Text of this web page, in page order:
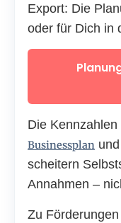
Export: Die
oder für Dich in
Die
Businessplan und
scheitern
Annahmen –
Zu